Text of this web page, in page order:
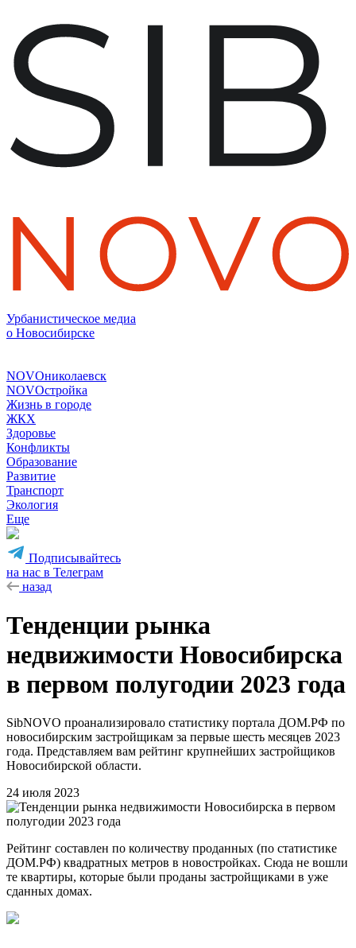
Урбанистическое медиа
о Новосибирске
NOVOниколаевск
NOVOстройка
Жизнь в городе
ЖКХ
Здоровье
Конфликты
Образование
Развитие
Транспорт
Экология
Еще
Подписывайтесь
на нас в Телеграм
назад
Тенденции рынка
недвижимости Новосибирска
в первом полугодии 2023 года
SibNOVO проанализировало статистику портала ДОМ.РФ по
новосибирским застройщикам за первые шесть месяцев 2023
года. Представляем вам рейтинг крупнейших застройщиков
Новосибирской области.
24 июля 2023
Рейтинг составлен по количеству проданных (по статистике
ДОМ.РФ) квадратных метров в новостройках. Сюда не вошли
те квартиры, которые были проданы застройщиками в уже
сданных домах.